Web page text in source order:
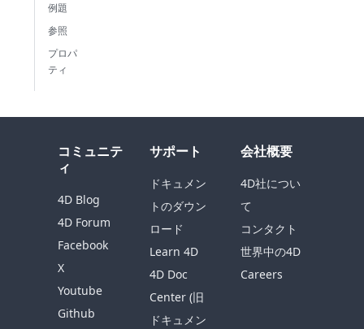
例題
参照
プロパ
ティ
コミュニテ
ィ
4D Blog
4D Forum
Facebook
X
Youtube
Github
サポート
ドキュメン
トのダウン
ロード
Learn 4D
4D Doc
Center (旧
ドキュメン
会社概要
4D社につい
て
コンタクト
世界中の4D
Careers